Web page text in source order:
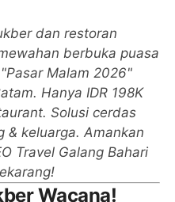
dan restoran
berbuka puasa
Malam 2026"
Hanya IDR 198K
Solusi cerdas
& keluarga. Amankan
Travel Galang Bahari
Wacana!